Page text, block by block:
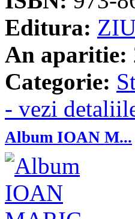
Editura:
An aparitie:
Categorie:
- vezi
Album IOAN M...